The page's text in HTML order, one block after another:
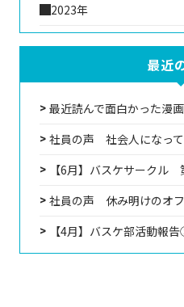
2023年
最近
最近読んで面白かった漫画
社員の声 社会人になっ
【6月】バスケサークル
社員の声 休み明けのオ
【4月】バスケ部活動報